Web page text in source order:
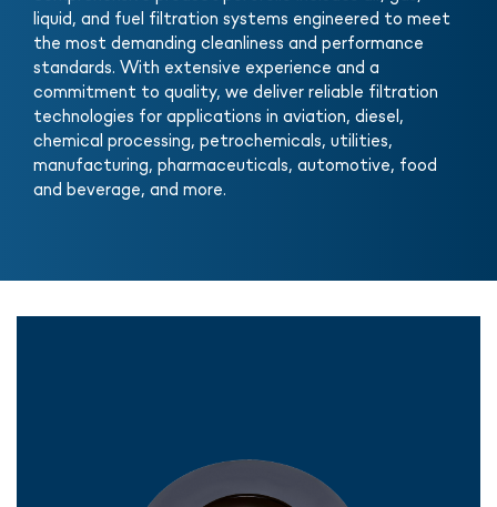
liquid, and fuel filtration systems engineered to meet
the most demanding cleanliness and performance
standards. With extensive experience and a
commitment to quality, we deliver reliable filtration
technologies for applications in aviation, diesel,
chemical processing, petrochemicals, utilities,
manufacturing, pharmaceuticals, automotive, food
and beverage, and more.